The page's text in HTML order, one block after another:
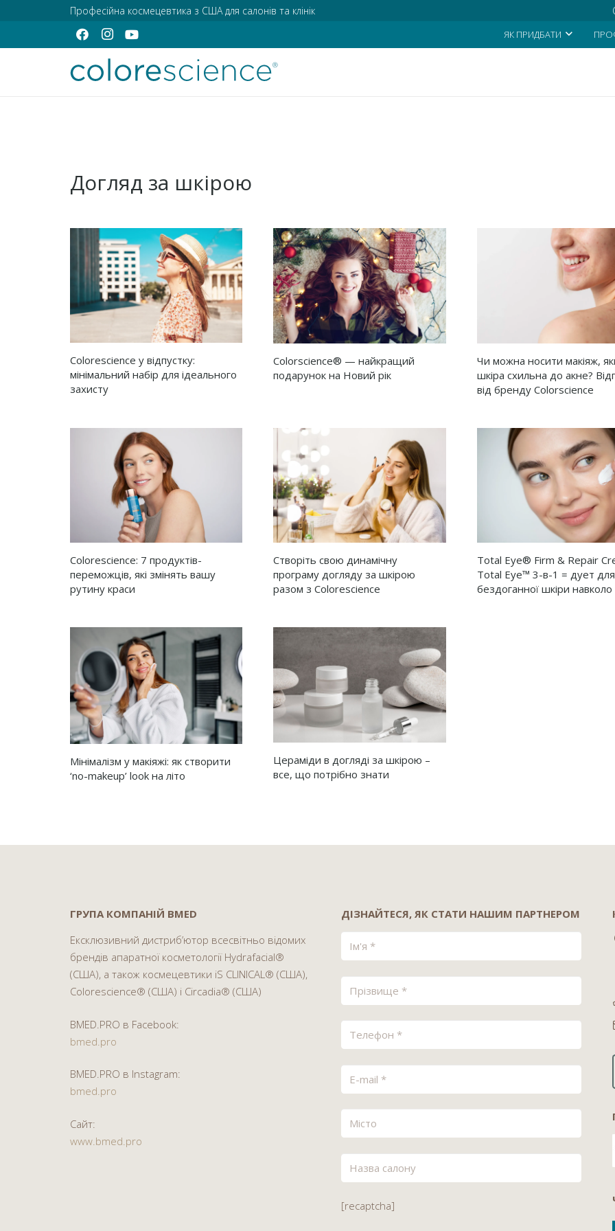
ЯК ПРИДБАТИ
Професійна космецевтика з США для салонів та клінік
Догляд за шкірою
Colorescience у відпустку:
мінімальний набір для ідеального
захисту
Colorscience® — найкращий
подарунок на Новий рік
Чи можна носити макіяж,
шкіра схильна до акне?
від бренду Colorscience
Colorescience: 7 продуктів-
переможців, які змінять вашу
рутину краси
Створіть свою динамічну
програму догляду за шкірою
разом з Colorescience
Total Eye® Firm & Repair
Total Eye™ 3-в-1 = дует для
бездоганної шкіри
Мінімалізм у макіяжі: як створити
‘no-makeup’ look на літо
Цераміди в догляді за шкірою –
все, що потрібно знати
ГРУПА КОМПАНІЙ BMED
Ексклюзивний дистриб’ютор всесвітньо відомих
брендів апаратної косметології Hydrafacial®
(США), а також космецевтики iS CLINICAL® (США),
Colorescience® (США) і Circadia® (США)
BMED.PRO в Facebook:
bmed.pro
BMED.PRO в Instagram:
bmed.pro
Сайт:
www.bmed.pro
ДІЗНАЙТЕСЯ, ЯК СТАТИ НАШИМ ПАРТНЕРОМ
[recaptcha]